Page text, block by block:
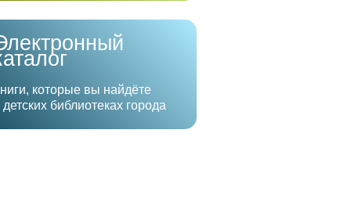
которые вы найдёте
детских библиотеках города